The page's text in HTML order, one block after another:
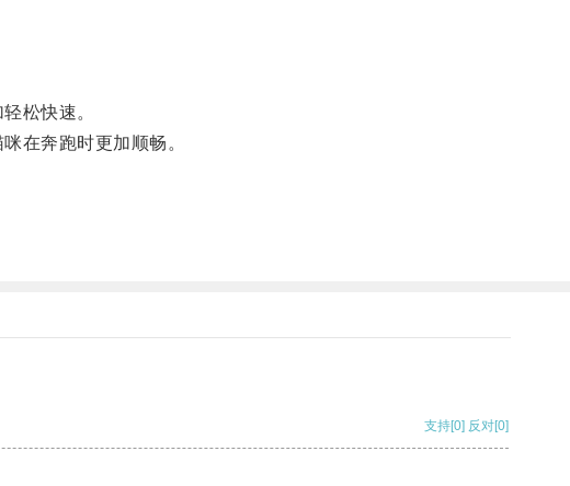
松快速。
在奔跑时更加顺畅。
支持[0] 反对[0]